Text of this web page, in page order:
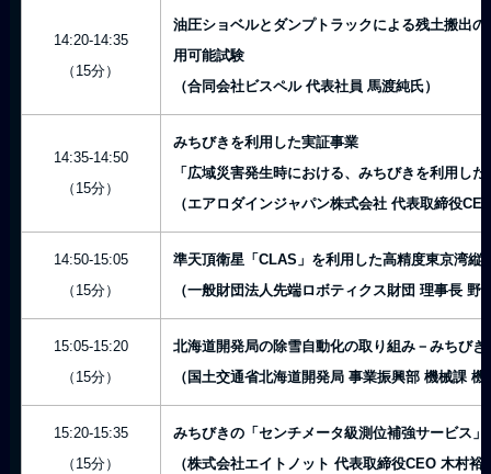
14:20-14:35
（15分）
油圧ショベルとダンプトラックによる残土搬出
用可能試験
（合同会社ビスペル 代表社員 馬渡純氏）
14:35-14:50
（15分）
みちびきを利用した実証事業
「広域災害発生時における、みちびきを利用し
（エアロダインジャパン株式会社 代表取締役
14:50-15:05
（15分）
準天頂衛星「CLAS」を利用した高精度東京湾縦
（一般財団法人先端ロボティクス財団 理事長 野
15:05-15:20
（15分）
北海道開発局の除雪自動化の取り組み－みちびき
（国土交通省北海道開発局 事業振興部 機械課
15:20-15:35
（15分）
みちびきの「センチメータ級測位補強サービス
（株式会社エイトノット 代表取締役CEO 木村裕